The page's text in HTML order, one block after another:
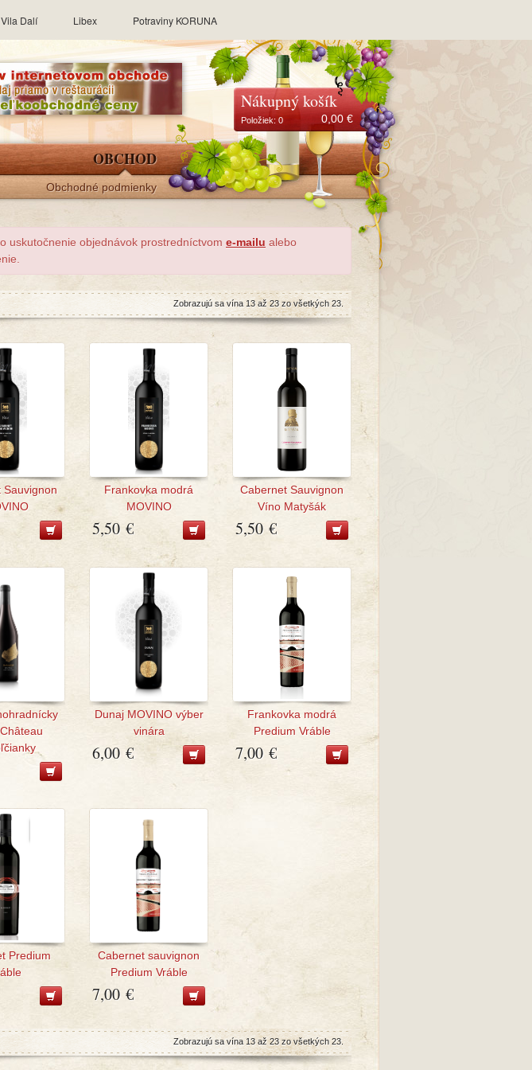
Dalí Libex Potraviny KORUNA
Nákupný košík
Položiek: 0 0,00 €
OBCHOD
Obchodné podmienky
uskutočnenie objednávok prostredníctvom e-mailu alebo
Zobrazujú sa vína 13 až 23 zo všetkých 23.
Sauvignon
Frankovka modrá
MOVINO
5,50 €
Cabernet Sauvignon
Víno Matyšák
5,50 €
Dunaj MOVINO výber
vinára
6,00 €
Frankovka modrá
Predium Vráble
7,00 €
Predium
Cabernet sauvignon
Predium Vráble
7,00 €
Zobrazujú sa vína 13 až 23 zo všetkých 23.